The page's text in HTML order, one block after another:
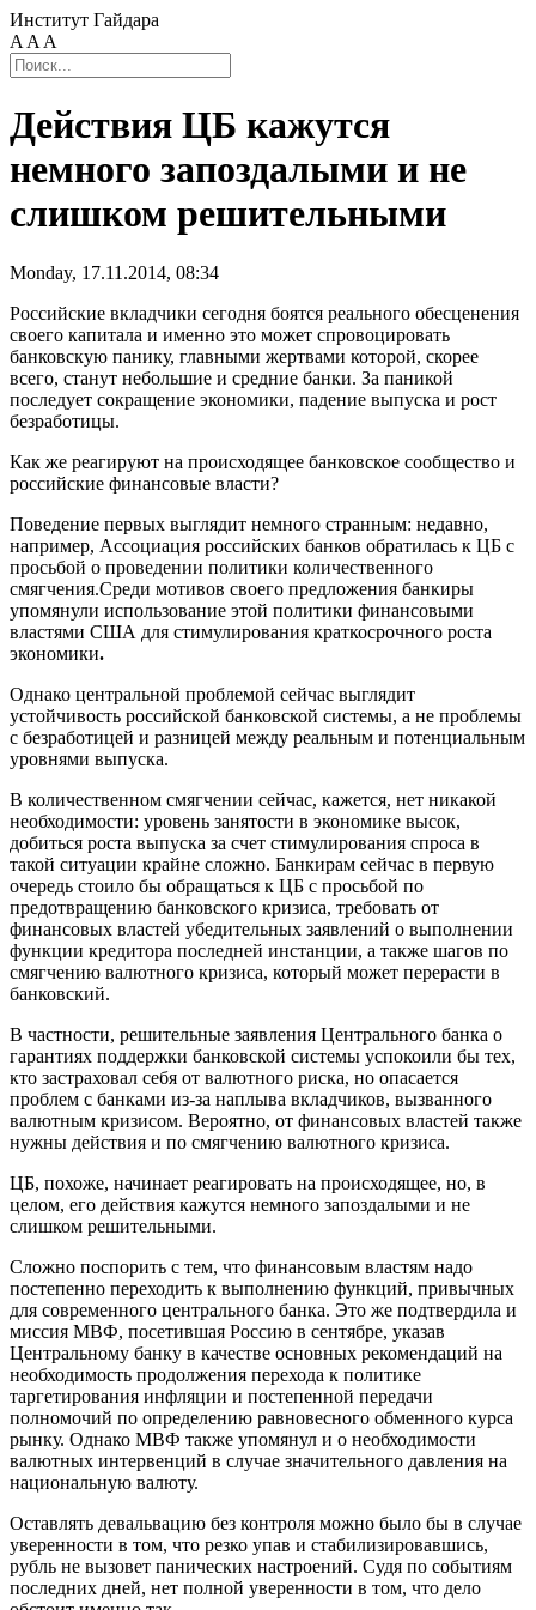
Институт Гайдара
A A A
Действия ЦБ кажутся
немного запоздалыми и не
слишком решительными
Monday, 17.11.2014, 08:34
Российские вкладчики сегодня боятся реального обесценения
своего капитала и именно это может спровоцировать
банковскую панику, главными жертвами которой, скорее
всего, станут небольшие и средние банки. За паникой
последует сокращение экономики, падение выпуска и рост
безработицы.
Как же реагируют на происходящее банковское сообщество и
российские финансовые власти?
Поведение первых выглядит немного странным: недавно,
например, Ассоциация российских банков обратилась к ЦБ с
просьбой о проведении политики количественного
смягчения.Среди мотивов своего предложения банкиры
упомянули использование этой политики финансовыми
властями США для стимулирования краткосрочного роста
экономики.
Однако центральной проблемой сейчас выглядит
устойчивость российской банковской системы, а не проблемы
с безработицей и разницей между реальным и потенциальным
уровнями выпуска.
В количественном смягчении сейчас, кажется, нет никакой
необходимости: уровень занятости в экономике высок,
добиться роста выпуска за счет стимулирования спроса в
такой ситуации крайне сложно. Банкирам сейчас в первую
очередь стоило бы обращаться к ЦБ с просьбой по
предотвращению банковского кризиса, требовать от
финансовых властей убедительных заявлений о выполнении
функции кредитора последней инстанции, а также шагов по
смягчению валютного кризиса, который может перерасти в
банковский.
В частности, решительные заявления Центрального банка о
гарантиях поддержки банковской системы успокоили бы тех,
кто застраховал себя от валютного риска, но опасается
проблем с банками из-за наплыва вкладчиков, вызванного
валютным кризисом. Вероятно, от финансовых властей также
нужны действия и по смягчению валютного кризиса.
ЦБ, похоже, начинает реагировать на происходящее, но, в
целом, его действия кажутся немного запоздалыми и не
слишком решительными.
Сложно поспорить с тем, что финансовым властям надо
постепенно переходить к выполнению функций, привычных
для современного центрального банка. Это же подтвердила и
миссия МВФ, посетившая Россию в сентябре, указав
Центральному банку в качестве основных рекомендаций на
необходимость продолжения перехода к политике
таргетирования инфляции и постепенной передачи
полномочий по определению равновесного обменного курса
рынку. Однако МВФ также упомянул и о необходимости
валютных интервенций в случае значительного давления на
национальную валюту.
Оставлять девальвацию без контроля можно было бы в случае
уверенности в том, что резко упав и стабилизировавшись,
рубль не вызовет панических настроений. Судя по событиям
последних дней, нет полной уверенности в том, что дело